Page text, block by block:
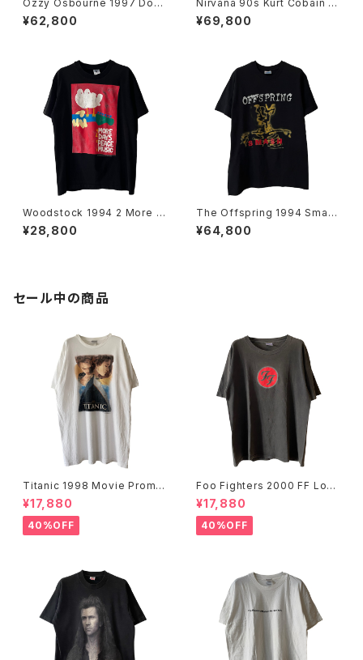
Ozzy Osbourne 1997 Dov
e's Revenge Band Tee
¥62,800
Nirvana 90s Kurt Cobain E
uro Bootleg Band Tee
¥69,800
Woodstock 1994 2 More D
ays Of Peace & Music Ban
d Tee
¥28,800
The Offspring 1994 Smas
h Band Tee
¥64,800
セール中の商品
Titanic 1998 Movie Promo
Tee White
¥17,880
40%OFF
Foo Fighters 2000 FF Log
o Band Tee
¥17,880
40%OFF